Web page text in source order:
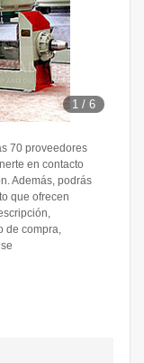
1 /6
70 proveedores
en contacto
Además, podrás
que ofrecen
de compra,